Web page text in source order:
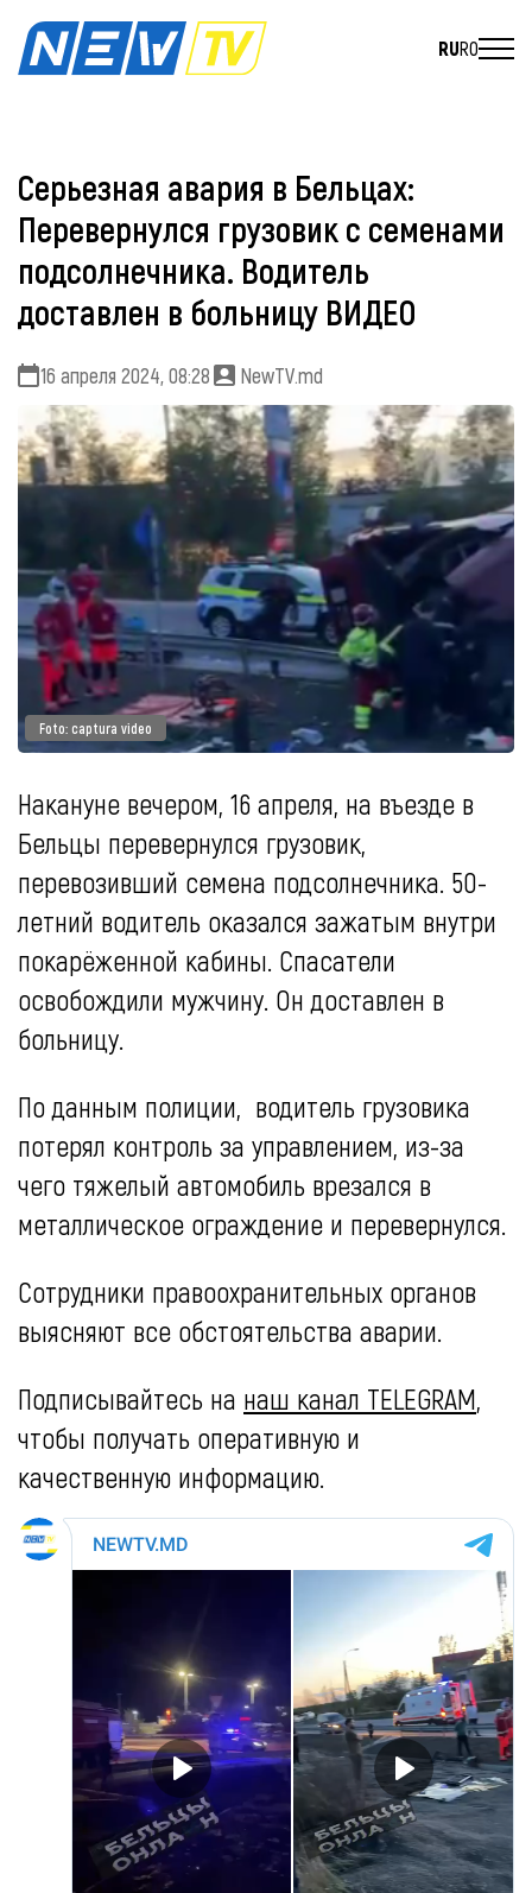
RURO
Серьезная авария в Бельцах:
Перевернулся грузовик с семенами
подсолнечника. Водитель
доставлен в больницу ВИДЕО
16 апреля 2024, 08:28 NewTV.md
Foto: captura video
Накануне вечером, 16 апреля, на въезде в
Бельцы перевернулся грузовик,
перевозивший семена подсолнечника. 50-
летний водитель оказался зажатым внутри
покарёженной кабины. Спасатели
освобождили мужчину. Он доставлен в
больницу.
По данным полиции, водитель грузовика
потерял контроль за управлением, из-за
чего тяжелый автомобиль врезался в
металлическое ограждение и перевернулся.
Сотрудники правоохранительных органов
выясняют все обстоятельства аварии.
Подписывайтесь на наш канал TELEGRAM,
чтобы получать оперативную и
качественную информацию.